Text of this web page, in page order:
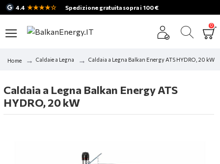
4.4 ★★★★☆ Spedizione gratuita sopra i 100 €
0
Home Caldaie a Legna Caldaia a Legna Balkan Energy ATS HYDRO, 20 kW
Caldaia a Legna Balkan Energy ATS
HYDRO, 20 kW